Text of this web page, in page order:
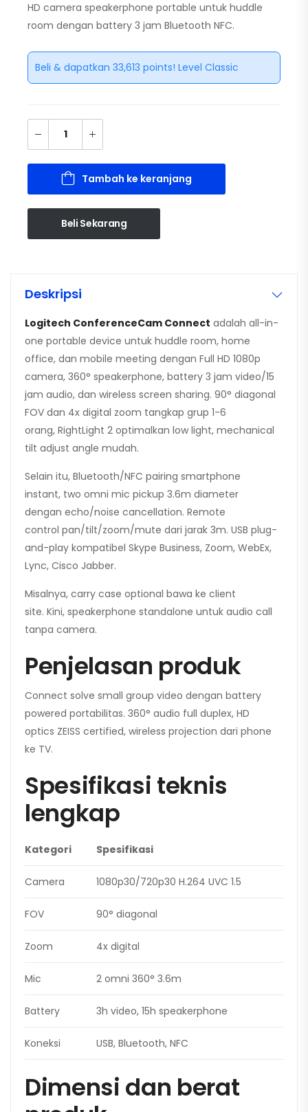
HD camera speakerphone portable untuk huddle
room dengan battery 3 jam Bluetooth NFC.
Beli & dapatkan 33,613 points! Level Classic
Tambah ke keranjang
Beli Sekarang
Deskripsi
Logitech ConferenceCam Connect adalah all-in-
one portable device untuk huddle room, home
office, dan mobile meeting dengan Full HD 1080p
camera, 360° speakerphone, battery 3 jam video/15
jam audio, dan wireless screen sharing. 90° diagonal
FOV dan 4x digital zoom tangkap grup 1-6
orang, RightLight 2 optimalkan low light, mechanical
tilt adjust angle mudah.
Selain itu, Bluetooth/NFC pairing smartphone
instant, two omni mic pickup 3.6m diameter
dengan echo/noise cancellation. Remote
control pan/tilt/zoom/mute dari jarak 3m. USB plug-
and-play kompatibel Skype Business, Zoom, WebEx,
Lync, Cisco Jabber.
Misalnya, carry case optional bawa ke client
site. Kini, speakerphone standalone untuk audio call
tanpa camera.
Penjelasan produk
Connect solve small group video dengan battery
powered portabilitas. 360° audio full duplex, HD
optics ZEISS certified, wireless projection dari phone
ke TV.
Spesifikasi teknis
lengkap
Kategori Spesifikasi
Camera 1080p30/720p30 H.264 UVC 1.5
FOV 90° diagonal
Zoom 4x digital
Mic 2 omni 360° 3.6m
Battery 3h video, 15h speakerphone
Koneksi USB, Bluetooth, NFC
Dimensi dan berat